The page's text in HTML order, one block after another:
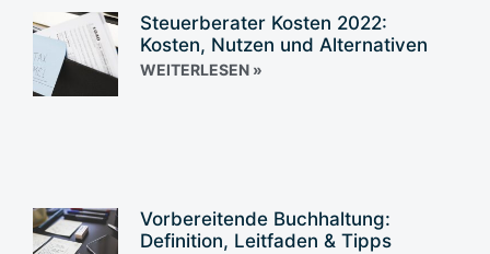
Steuerberater Kosten 2022:
Kosten, Nutzen und Alternativen
WEITERLESEN »
Vorbereitende Buchhaltung:
Definition, Leitfaden & Tipps